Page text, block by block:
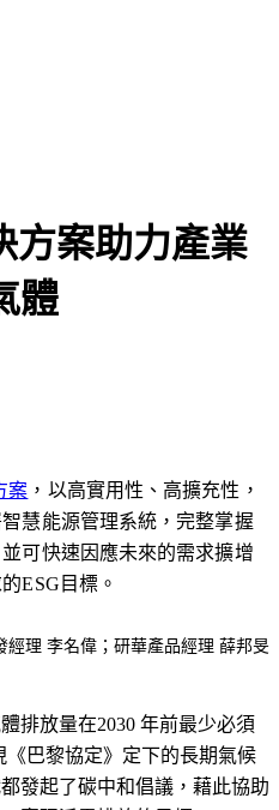
方案助力產業
體
案 ，以高實用性、高擴充性，
慧能源管理系統，完整掌握
可快速因應未來的需求擴增
ESG目標。
理 李名偉；研華產品經理 薛邦旻
排放量在2030 年前最少必須
《巴黎協定》定下的長期氣候
發起了碳中和倡議，藉此協助